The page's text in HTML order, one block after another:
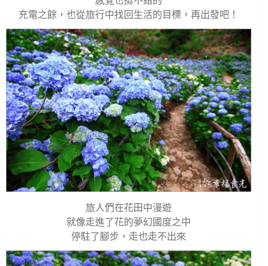
充電之餘，也從旅行中找回生活的目標，再出發吧！
旅人們在花田中漫遊
就像走進了花的夢幻國度之中
停駐了腳步，走也走不出來